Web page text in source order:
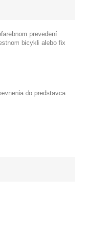
prevedení
bicykli alebo fix
do predstavca